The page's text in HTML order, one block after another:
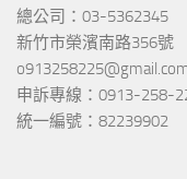
總公司：03-5362345
新竹市榮濱南路356號
申訴專線：0913-258-
統一編號：82239902